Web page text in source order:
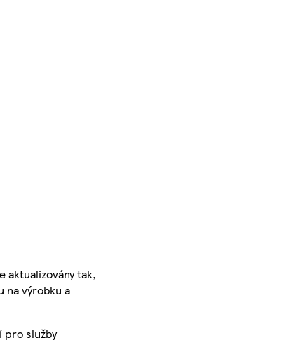
aktualizovány tak,
na výrobku a
pro služby